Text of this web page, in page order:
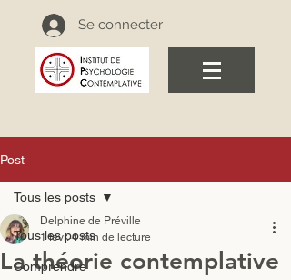
Se connecter
Post
Tous les posts
Comprendre
Tous les posts
La théorie contemplative
Delphine de Préville
1 févr. 4 min de lecture